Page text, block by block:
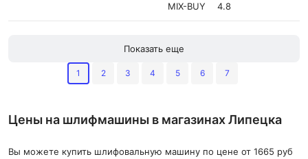
MIX-BUY 4.8
Показать еще
1 2 3 4 5 6 7
Цены на шлифмашины в магазинах Липецка
Вы можете купить шлифовальную машину по цене от 1665 руб